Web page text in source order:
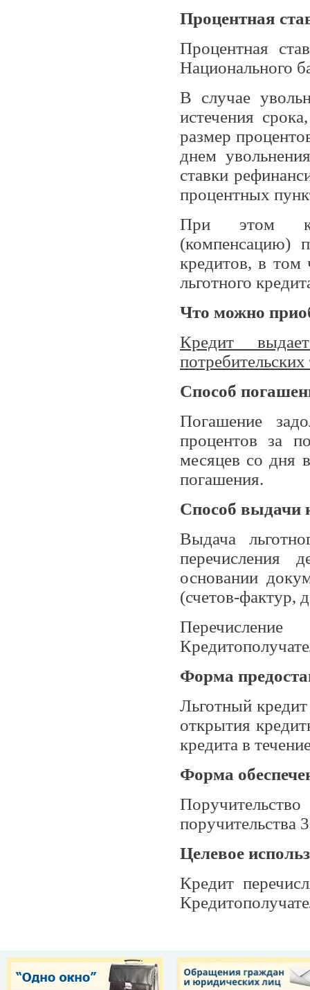
Процентная
Процентная
Национального
В случае
истечения
размер
днем
ставки
процентных
При этом
(компенсацию)
кредитов, в том
льготного
Что можно
Кредит
Способ
Погашение
процентов за
месяцев со дня
погашения.
Способ выдачи
Выдача
перечисления
основании
(счетов-фактур,
Форма
Льготный
открытия
кредита в
Форма
поручительства
Целевое
Кредит